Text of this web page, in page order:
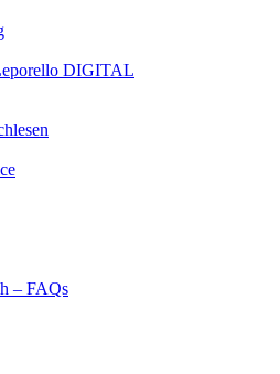
DIGITAL
– FAQs